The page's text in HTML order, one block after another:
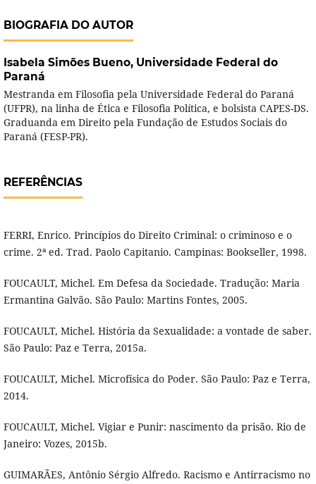
BIOGRAFIA DO AUTOR
Isabela Simões Bueno, Universidade Federal do
Paraná
Mestranda em Filosofia pela Universidade Federal do Paraná
(UFPR), na linha de Ética e Filosofia Política, e bolsista CAPES-DS.
Graduanda em Direito pela Fundação de Estudos Sociais do
Paraná (FESP-PR).
REFERÊNCIAS
FERRI, Enrico. Princípios do Direito Criminal: o criminoso e o
crime. 2ª ed. Trad. Paolo Capitanio. Campinas: Bookseller, 1998.
FOUCAULT, Michel. Em Defesa da Sociedade. Tradução: Maria
Ermantina Galvão. São Paulo: Martins Fontes, 2005.
FOUCAULT, Michel. História da Sexualidade: a vontade de saber.
São Paulo: Paz e Terra, 2015a.
FOUCAULT, Michel. Microfísica do Poder. São Paulo: Paz e Terra,
2014.
FOUCAULT, Michel. Vigiar e Punir: nascimento da prisão. Rio de
Janeiro: Vozes, 2015b.
GUIMARÃES, Antônio Sérgio Alfredo. Racismo e Antirracismo no